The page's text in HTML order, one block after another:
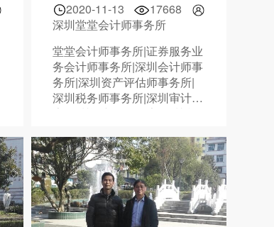
2020-11-13
17668
深圳堂堂会计师事务所
堂堂会计师事务所|证券服务业
务会计师事务所|深圳会计师事
务所|深圳资产评估师事务所|
深圳税务师事务所|深圳审计报
告|深圳资产评估报告|深圳税